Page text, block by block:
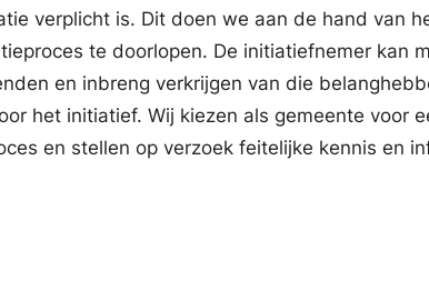
verplicht is. Dit doen we aan de hand van
te doorlopen. De initiatiefnemer kan
en inbreng verkrijgen van die
het initiatief. Wij kiezen als gemeente voor
en stellen op verzoek feitelijke kennis en